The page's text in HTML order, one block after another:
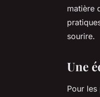
matière
sourire.
Une
Pour